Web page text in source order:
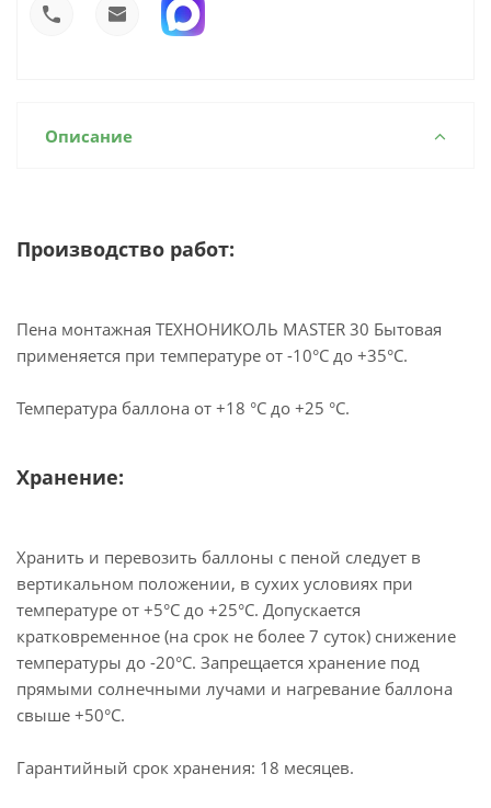
Описание
Производство работ:
Пена монтажная ТЕХНОНИКОЛЬ MASTER 30 Бытовая
применяется при температуре от -10°С до +35°С.
Температура баллона от +18 °С до +25 °С.
Хранение:
Хранить и перевозить баллоны с пеной следует в
вертикальном положении, в сухих условиях при
температуре от +5°С до +25°С. Допускается
кратковременное (на срок не более 7 суток) снижение
температуры до -20°С. Запрещается хранение под
прямыми солнечными лучами и нагревание баллона
свыше +50°С.
Гарантийный срок хранения: 18 месяцев.